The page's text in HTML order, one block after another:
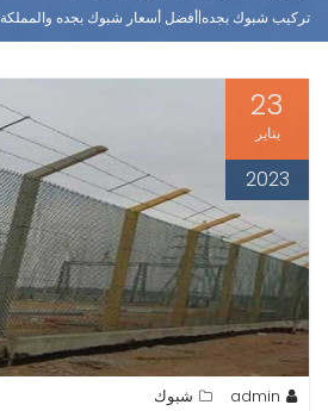
تركيب شبوك بجده|أفضل أسعار شبوك بجده والمملكة
23
يناير
2023
admin
شبوك